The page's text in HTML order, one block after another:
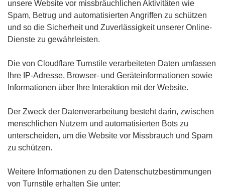
unsere Website vor missbräuchlichen Aktivitäten wie
Spam, Betrug und automatisierten Angriffen zu schützen
und so die Sicherheit und Zuverlässigkeit unserer Online-
Dienste zu gewährleisten.
Die von Cloudflare Turnstile verarbeiteten Daten umfassen
Ihre IP-Adresse, Browser- und Geräteinformationen sowie
Informationen über Ihre Interaktion mit der Website.
Der Zweck der Datenverarbeitung besteht darin, zwischen
menschlichen Nutzern und automatisierten Bots zu
unterscheiden, um die Website vor Missbrauch und Spam
zu schützen.
Weitere Informationen zu den Datenschutzbestimmungen
von Turnstile erhalten Sie unter: